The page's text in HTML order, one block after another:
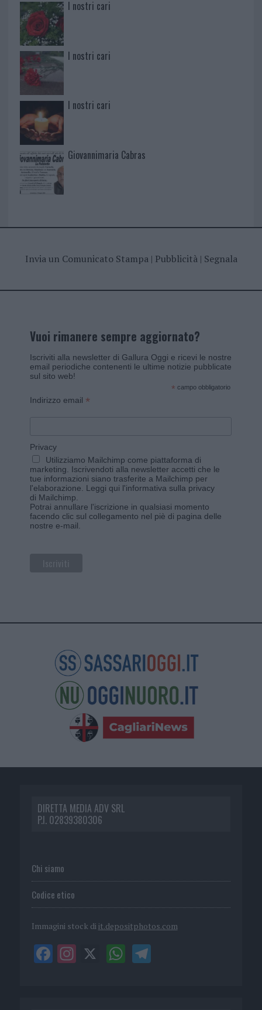
I nostri cari
I nostri cari
I nostri cari
Giovannimaria Cabras
Invia un Comunicato Stampa| Pubblicità| Segnala
Vuoi rimanere sempre aggiornato?
Iscriviti alla newsletter di Gallura Oggi e ricevi le nostre
email periodiche contenenti le ultime notizie pubblicate
sul sito web!
* campo obbligatorio
Indirizzo email *
Privacy
Utilizziamo Mailchimp come piattaforma di
marketing. Iscrivendoti alla newsletter accetti che le
tue informazioni siano trasferite a Mailchimp per
l'elaborazione. Leggi qui l'informativa sulla privacy
di Mailchimp
Potrai annullare l'iscrizione in qualsiasi momento
facendo clic sul collegamento nel piè di pagina delle
nostre e-mail.
DIRETTA MEDIA ADV SRL
P.I. 02839380306
Chi siamo
Codice etico
Immagini stock di it.depositphotos.com